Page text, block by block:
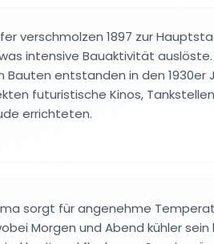
verschmolzen 1897 zur
intensive Bauaktivität auslöste.
entstanden in den 1930er
futuristische Kinos,
errichteten.
sorgt für angenehme
Morgen und Abend kühler sein